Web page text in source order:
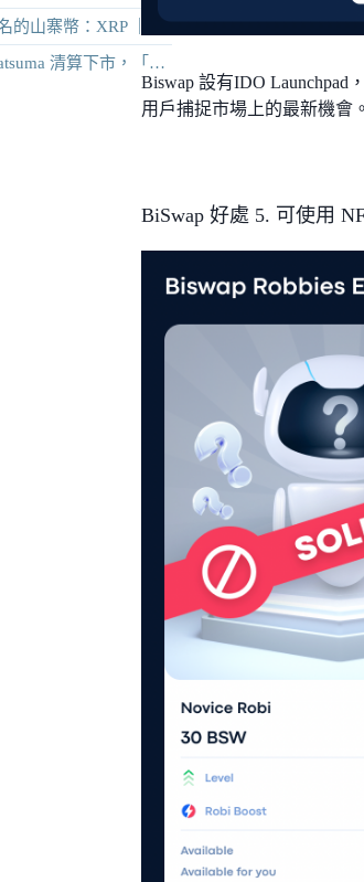
XRP ｜Ripple 2026 介紹
「比特幣概念股」還有救嗎？
Biswap 設有IDO
用戶捕捉市場上的最新機會。
BiSwap 好處 5. 可使用